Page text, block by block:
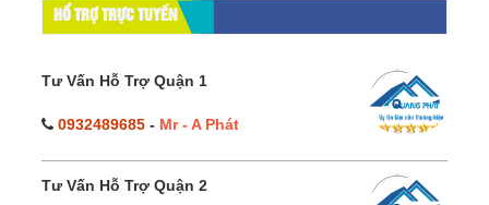
HỔ TRỢ TRỰC TUYẾN
Tư Vấn Hỗ Trợ Quận 1
0932489685 - Mr - A Phát
Tư Vấn Hỗ Trợ Quận 2